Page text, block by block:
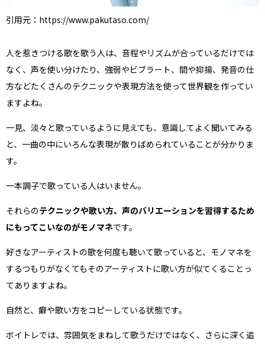
引用元：https://www.pakutaso.com/
人を惹きつける歌を歌う人は、音程やリズムが合っているだけでは
なく、声を使い分けたり、強弱やビブラート、間や抑揚、発音の仕
方などたくさんのテクニックや表現方法を使って世界観を作ってい
ますよね。
一見、淡々と歌っているように見えても、意識してよく聞いてみる
と、一曲の中にいろんな表現が散りばめられていることが分かりま
す。
一本調子で歌っている人はいません。
それらのテクニックや歌い方、声のバリエーションを習得するため
にもってこいなのがモノマネです。
好きなアーティストの歌を何度も聴いて歌っていると、モノマネを
するつもりがなくてもそのアーティストに歌い方が似てくることっ
てありますよね。
自然と、癖や歌い方をコピーしている状態です。
ボイトレでは、雰囲気をまねして歌うだけではなく、さらに深く追